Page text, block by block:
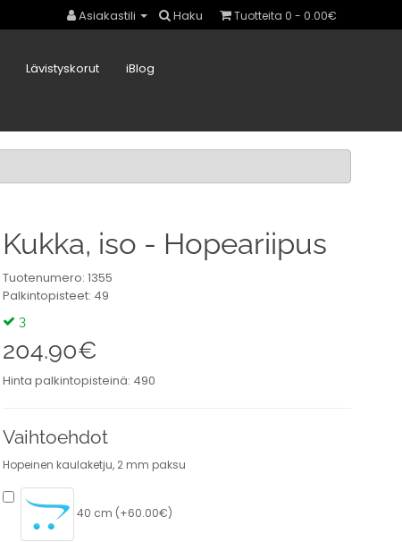
Asiakastili Haku Tuotteita 0 - 0.00€
Lävistyskorut iBlog
Kukka, iso - Hopeariipus
Tuotenumero: 1355
Palkintopisteet: 49
3
204.90€
Hinta palkintopisteinä: 490
Vaihtoehdot
Hopeinen kaulaketju, 2 mm paksu
40 cm (+60.00€)